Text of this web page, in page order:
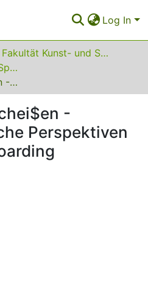
Log In
16 Fakultät Kunst- und Sportwissenschaften
Institut für Sport und Sportwissenschaft
Skaten & Klugschei$en - Wissenschaftliche Perspektiven auf das Skateboarding
-
Perspektiven